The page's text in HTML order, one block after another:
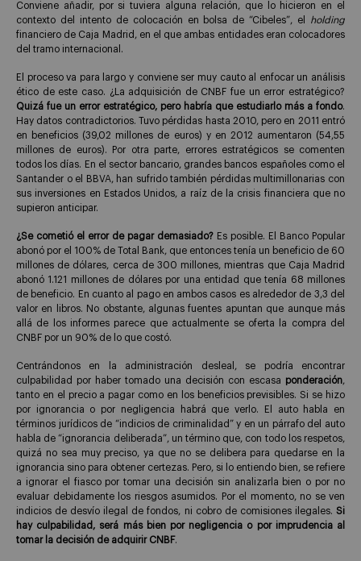
Conviene añadir, por si tuviera alguna relación, que lo hicieron en el
contexto del intento de colocación en bolsa de “Cibeles”, el holding
financiero de Caja Madrid, en el que ambas entidades eran colocadores
del tramo internacional.
El proceso va para largo y conviene ser muy cauto al enfocar un análisis
ético de este caso. ¿La adquisición de CNBF fue un error estratégico?
Quizá fue un error estratégico, pero habría que estudiarlo más a fondo.
Hay datos contradictorios. Tuvo pérdidas hasta 2010, pero en 2011 entró
en beneficios (39,02 millones de euros) y en 2012 aumentaron (54,55
millones de euros). Por otra parte, errores estratégicos se comenten
todos los días. En el sector bancario, grandes bancos españoles como el
Santander o el BBVA, han sufrido también pérdidas multimillonarias con
sus inversiones en Estados Unidos, a raíz de la crisis financiera que no
supieron anticipar.
¿Se cometió el error de pagar demasiado? Es posible. El Banco Popular
abonó por el 100% de Total Bank, que entonces tenía un beneficio de 60
millones de dólares, cerca de 300 millones, mientras que Caja Madrid
abonó 1.121 millones de dólares por una entidad que tenía 68 millones
de beneficio. En cuanto al pago en ambos casos es alrededor de 3,3 del
valor en libros. No obstante, algunas fuentes apuntan que aunque más
allá de los informes parece que actualmente se oferta la compra del
CNBF por un 90% de lo que costó.
Centrándonos en la administración desleal, se podría encontrar
culpabilidad por haber tomado una decisión con escasa ponderación,
tanto en el precio a pagar como en los beneficios previsibles. Si se hizo
por ignorancia o por negligencia habrá que verlo. El auto habla en
términos jurídicos de “indicios de criminalidad” y en un párrafo del auto
habla de “ignorancia deliberada”, un término que, con todo los respetos,
quizá no sea muy preciso, ya que no se delibera para quedarse en la
ignorancia sino para obtener certezas. Pero, si lo entiendo bien, se refiere
a ignorar el fiasco por tomar una decisión sin analizarla bien o por no
evaluar debidamente los riesgos asumidos. Por el momento, no se ven
indicios de desvío ilegal de fondos, ni cobro de comisiones ilegales. Si
hay culpabilidad, será más bien por negligencia o por imprudencia al
tomar la decisión de adquirir CNBF.